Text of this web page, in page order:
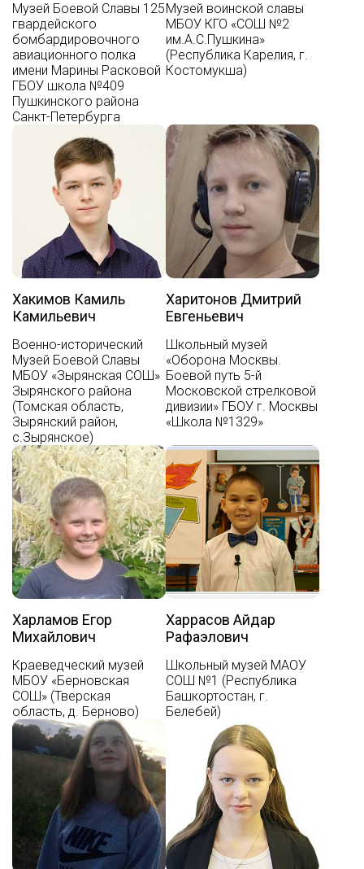
Музей Боевой Славы 125
гвардейского
бомбардировочного
авиационного полка
имени Марины Расковой
ГБОУ школа №409
Пушкинского района
Санкт-Петербурга
Музей воинской славы
МБОУ КГО «СОШ №2
им.А.С.Пушкина»
(Республика Карелия, г.
Костомукша)
Хакимов Камиль
Камильевич
Военно-исторический
Музей Боевой Славы
МБОУ «Зырянская СОШ»
Зырянского района
(Томская область,
Зырянский район,
с.Зырянское)
Харитонов Дмитрий
Евгеньевич
Школьный музей
«Оборона Москвы.
Боевой путь 5-й
Московской стрелковой
дивизии» ГБОУ г. Москвы
«Школа №1329»
Харламов Егор
Михайлович
Краеведческий музей
МБОУ «Берновская
СОШ» (Тверская
область, д. Берново)
Харрасов Айдар
Рафаэлович
Школьный музей МАОУ
СОШ №1 (Республика
Башкортостан, г.
Белебей)